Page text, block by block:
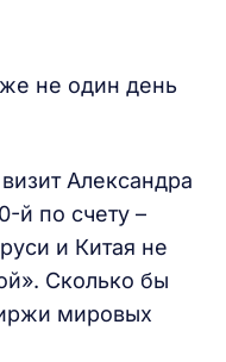
не один день
Александра
й по счету –
и Китая не
Сколько бы
мировых